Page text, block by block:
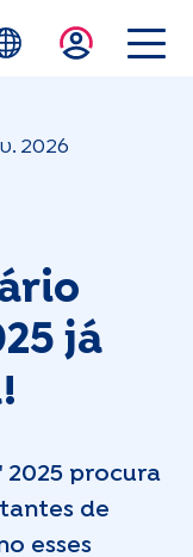
content
2026
já
2025 procura
de
esses